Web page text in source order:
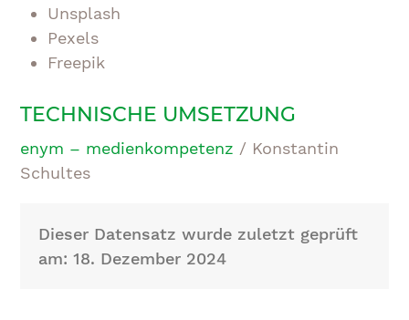
Unsplash
Pexels
Freepik
TECHNISCHE UMSETZUNG
enym – medienkompetenz / Konstantin
Schultes
Dieser Datensatz wurde zuletzt geprüft
am: 18. Dezember 2024